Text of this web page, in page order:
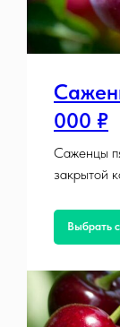
000 ₽
Саженцы
закрытой
Выбрать